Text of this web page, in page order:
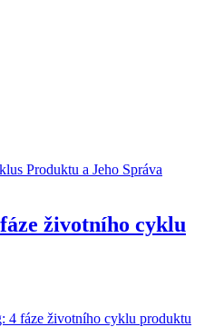
životního cyklu
4 fáze životního cyklu produktu